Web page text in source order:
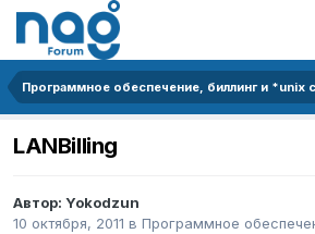
Программное обеспечение, биллинг и *unix
LANBilling
Автор: Yokodzun
10 октября, 2011 в Программное